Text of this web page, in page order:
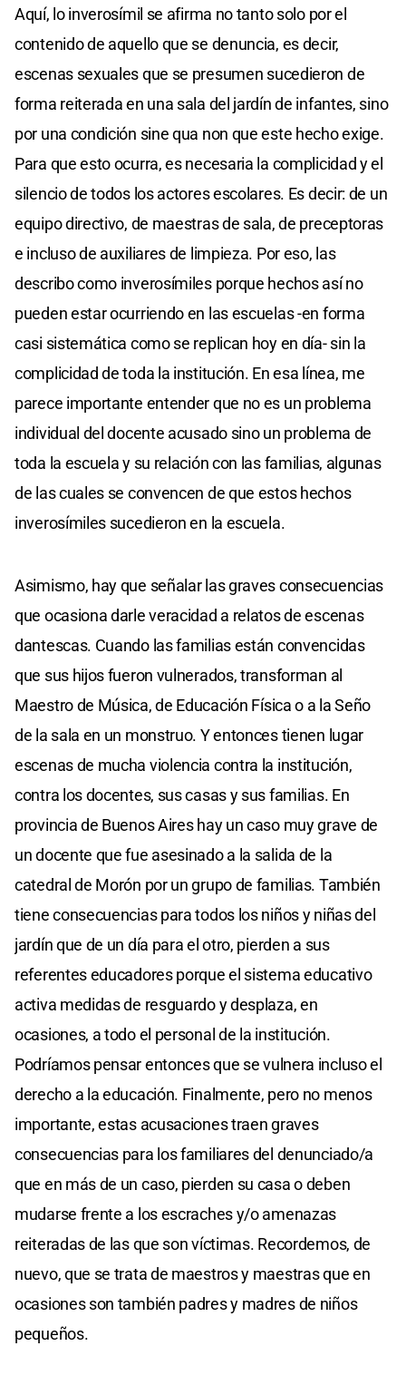
Aquí, lo inverosímil se afirma no tanto solo por el
contenido de aquello que se denuncia, es decir,
escenas sexuales que se presumen sucedieron de
forma reiterada en una sala del jardín de infantes, sino
por una condición sine qua non que este hecho exige.
Para que esto ocurra, es necesaria la complicidad y el
silencio de todos los actores escolares. Es decir: de un
equipo directivo, de maestras de sala, de preceptoras
e incluso de auxiliares de limpieza. Por eso, las
describo como inverosímiles porque hechos así no
pueden estar ocurriendo en las escuelas -en forma
casi sistemática como se replican hoy en día- sin la
complicidad de toda la institución. En esa línea, me
parece importante entender que no es un problema
individual del docente acusado sino un problema de
toda la escuela y su relación con las familias, algunas
de las cuales se convencen de que estos hechos
inverosímiles sucedieron en la escuela.
Asimismo, hay que señalar las graves consecuencias
que ocasiona darle veracidad a relatos de escenas
dantescas. Cuando las familias están convencidas
que sus hijos fueron vulnerados, transforman al
Maestro de Música, de Educación Física o a la Seño
de la sala en un monstruo. Y entonces tienen lugar
escenas de mucha violencia contra la institución,
contra los docentes, sus casas y sus familias. En
provincia de Buenos Aires hay un caso muy grave de
un docente que fue asesinado a la salida de la
catedral de Morón por un grupo de familias. También
tiene consecuencias para todos los niños y niñas del
jardín que de un día para el otro, pierden a sus
referentes educadores porque el sistema educativo
activa medidas de resguardo y desplaza, en
ocasiones, a todo el personal de la institución.
Podríamos pensar entonces que se vulnera incluso el
derecho a la educación. Finalmente, pero no menos
importante, estas acusaciones traen graves
consecuencias para los familiares del denunciado/a
que en más de un caso, pierden su casa o deben
mudarse frente a los escraches y/o amenazas
reiteradas de las que son víctimas. Recordemos, de
nuevo, que se trata de maestros y maestras que en
ocasiones son también padres y madres de niños
pequeños.